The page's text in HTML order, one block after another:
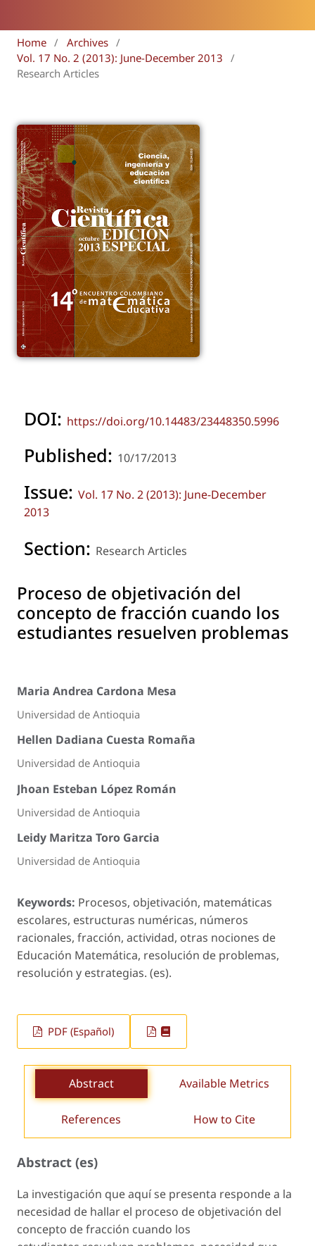
Home / Archives /
Vol. 17 No. 2 (2013): June-December 2013
/
Research Articles
DOI: https://doi.org/10.14483/23448350.5996
Published: 10/17/2013
Issue: Vol. 17 No. 2 (2013): June-December
2013
Section: Research Articles
Proceso de objetivación del
concepto de fracción cuando los
estudiantes resuelven problemas
Maria Andrea Cardona Mesa
Universidad de Antioquia
Hellen Dadiana Cuesta Romaña
Universidad de Antioquia
Jhoan Esteban López Román
Universidad de Antioquia
Leidy Maritza Toro Garcia
Universidad de Antioquia
Keywords: Procesos, objetivación, matemáticas
escolares, estructuras numéricas, números
racionales, fracción, actividad, otras nociones de
Educación Matemática, resolución de problemas,
resolución y estrategias. (es).
PDF (Español)
Abstract Available Metrics
References How to Cite
Abstract (es)
La investigación que aquí se presenta responde a la
necesidad de hallar el proceso de objetivación del
concepto de fracción cuando los